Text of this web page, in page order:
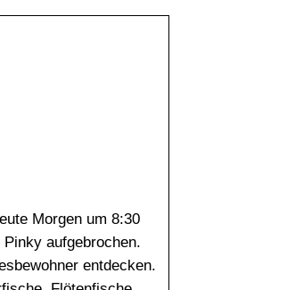
Morgen um 8:30
aufgebrochen.
entdecken.